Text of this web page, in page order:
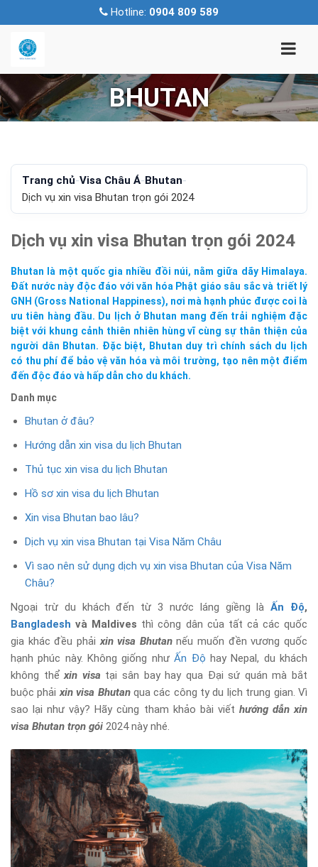
Hotline: 0904 809 589
BHUTAN
Trang chủ-Visa Châu Á- Bhutan-
Dịch vụ xin visa Bhutan trọn gói 2024
Dịch vụ xin visa Bhutan trọn gói 2024
Bhutan là một quốc gia nhiều đồi núi, nằm giữa dãy Himalaya.
Đất nước này độc đáo với văn hóa Phật giáo sâu sắc và triết lý
GNH (Gross National Happiness), nơi mà hạnh phúc được coi là
ưu tiên hàng đầu. Du lịch ở Bhutan mang đến trải nghiệm đặc
biệt với khung cảnh thiên nhiên hùng vĩ cùng sự thân thiện của
người dân Bhutan. Đặc biệt, Bhutan duy trì chính sách du lịch
có thu phí để bảo vệ văn hóa và môi trường, tạo nên một điểm
đến độc đáo và hấp dẫn cho du khách.
Danh mục
Bhutan ở đâu?
Hướng dẫn xin visa du lịch Bhutan
Thủ tục xin visa du lịch Bhutan
Hồ sơ xin visa du lịch Bhutan
Xin visa Bhutan bao lâu?
Dịch vụ xin visa Bhutan tại Visa Năm Châu
Vì sao nên sử dụng dịch vụ xin visa Bhutan của Visa Năm
Châu?
Ngoại trừ du khách đến từ 3 nước láng giềng làẤn Độ,
Bangladesh và Maldives thì công dân của tất cả các quốc
gia khác đều phảixin visa Bhutannếu muốn đền vương quốc
hạnh phúc này. Không giống nhưẤn Độ hay Nepal, du khách
không thểxin visa tại sân bay hay qua Đại sứ quán mà bắt
buộc phảixin visa Bhutanqua các công ty du lịch trung gian. Vì
sao lại như vậy? Hãy cùng tham khảo bài viết hướng dẫn xin
visa Bhutan trọn gói 2024 này nhé.